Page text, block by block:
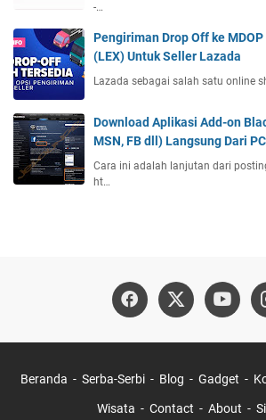
-…
Pengiriman Drop Off ke
(LEX) Untuk Seller Lazada
Lazada sebagai salah satu online
Download Aplikasi Add-on
MSN, FB dll) Langsung Dari PC
Cara ini adalah lanjutan dari
ht…
Beranda Serba-Serbi Blog Gadget
Wisata Contact About